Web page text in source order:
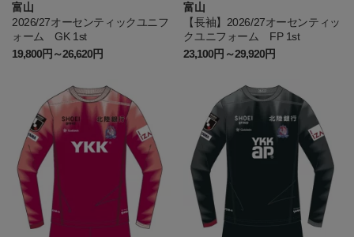
富山
2026/27オーセンティックユニフ
ォーム GK 1st
19,800円～26,620円
富山
【長袖】2026/27オーセンティッ
クユニフォーム FP 1st
23,100円～29,920円